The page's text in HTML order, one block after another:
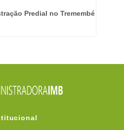
Predial no Tremembé